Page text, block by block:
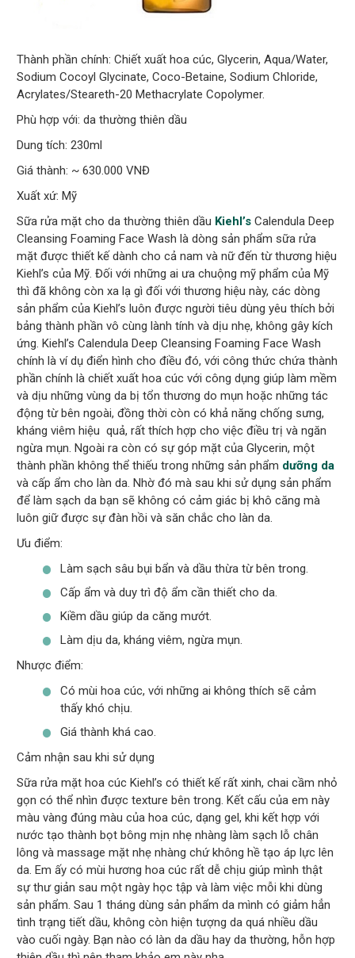
Thành phần chính: Chiết xuất hoa cúc, Glycerin, Aqua/Water,
Sodium Cocoyl Glycinate, Coco-Betaine, Sodium Chloride,
Acrylates/Steareth-20 Methacrylate Copolymer.
Phù hợp với: da thường thiên dầu
Dung tích: 230ml
Giá thành: ~ 630.000 VNĐ
Xuất xứ: Mỹ
Sữa rửa mặt cho da thường thiên dầu Kiehl’s Calendula Deep
Cleansing Foaming Face Wash là dòng sản phẩm sữa rửa
mặt được thiết kế dành cho cả nam và nữ đến từ thương hiệu
Kiehl’s của Mỹ. Đối với những ai ưa chuộng mỹ phẩm của Mỹ
thì đã không còn xa lạ gì đối với thương hiệu này, các dòng
sản phẩm của Kiehl’s luôn được người tiêu dùng yêu thích bởi
bảng thành phần vô cùng lành tính và dịu nhẹ, không gây kích
ứng. Kiehl’s Calendula Deep Cleansing Foaming Face Wash
chính là ví dụ điển hình cho điều đó, với công thức chứa thành
phần chính là chiết xuất hoa cúc với công dụng giúp làm mềm
và dịu những vùng da bị tổn thương do mụn hoặc những tác
động từ bên ngoài, đồng thời còn có khả năng chống sưng,
kháng viêm hiệu quả, rất thích hợp cho việc điều trị và ngăn
ngừa mụn. Ngoài ra còn có sự góp mặt của Glycerin, một
thành phần không thể thiếu trong những sản phẩm dưỡng da
và cấp ẩm cho làn da. Nhờ đó mà sau khi sử dụng sản phẩm
để làm sạch da bạn sẽ không có cảm giác bị khô căng mà
luôn giữ được sự đàn hồi và săn chắc cho làn da.
Ưu điểm:
Làm sạch sâu bụi bẩn và dầu thừa từ bên trong.
Cấp ẩm và duy trì độ ẩm cần thiết cho da.
Kiềm dầu giúp da căng mướt.
Làm dịu da, kháng viêm, ngừa mụn.
Nhược điểm:
Có mùi hoa cúc, với những ai không thích sẽ cảm
thấy khó chịu.
Giá thành khá cao.
Cảm nhận sau khi sử dụng
Sữa rửa mặt hoa cúc Kiehl’s có thiết kế rất xinh, chai cầm nhỏ
gọn có thể nhìn được texture bên trong. Kết cấu của em này
màu vàng đúng màu của hoa cúc, dạng gel, khi kết hợp với
nước tạo thành bọt bông mịn nhẹ nhàng làm sạch lỗ chân
lông và massage mặt nhẹ nhàng chứ không hề tạo áp lực lên
da. Em ấy có mùi hương hoa cúc rất dễ chịu giúp mình thật
sự thư giản sau một ngày học tập và làm việc mỗi khi dùng
sản phẩm. Sau 1 tháng dùng sản phẩm da mình có giảm hẳn
tình trạng tiết dầu, không còn hiện tượng da quá nhiều dầu
vào cuối ngày. Bạn nào có làn da dầu hay da thường, hỗn hợp